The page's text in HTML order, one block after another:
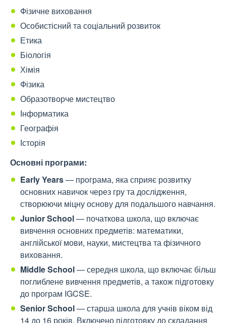
Фізичне виховання
Особистісний та соціальний розвиток
Етика
Біологія
Хімія
Фізика
Образотворче мистецтво
Інформатика
Географія
Історія
Основні програми:
Early Years— програма, яка сприяє розвитку
основних навичок через гру та дослідження,
створюючи міцну основу для подальшого навчання.
Junior School— початкова школа, що включає
вивчення основних предметів: математики,
англійської мови, науки, мистецтва та фізичного
виховання.
Middle School— середня школа, що включає більш
поглиблене вивчення предметів, а також підготовку
до програм IGCSE.
Senior School— старша школа для учнів віком від
14 до 16 років. Включено підготовку до складання